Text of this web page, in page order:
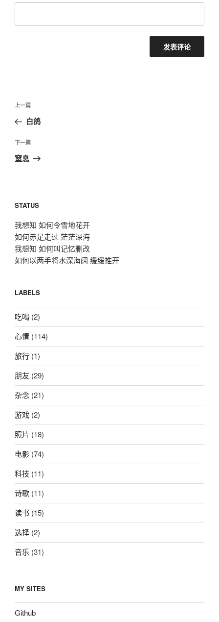
文
导
航
上
一
文
章
上一篇
白鸽
下
一
下一篇
窒息
STATUS
我想知 如何令雪地花开
如何赤足走过 茫茫深海
我想知 如何叫记忆删改
如何以两手将水深海阔 缓缓推开
LABELS
吃喝 (2)
心情 (114)
旅行 (1)
朋友 (29)
杂念 (21)
游戏 (2)
照片 (18)
电影 (74)
科技 (11)
诗歌 (11)
读书 (15)
选择 (2)
音乐 (31)
MY SITES
Github